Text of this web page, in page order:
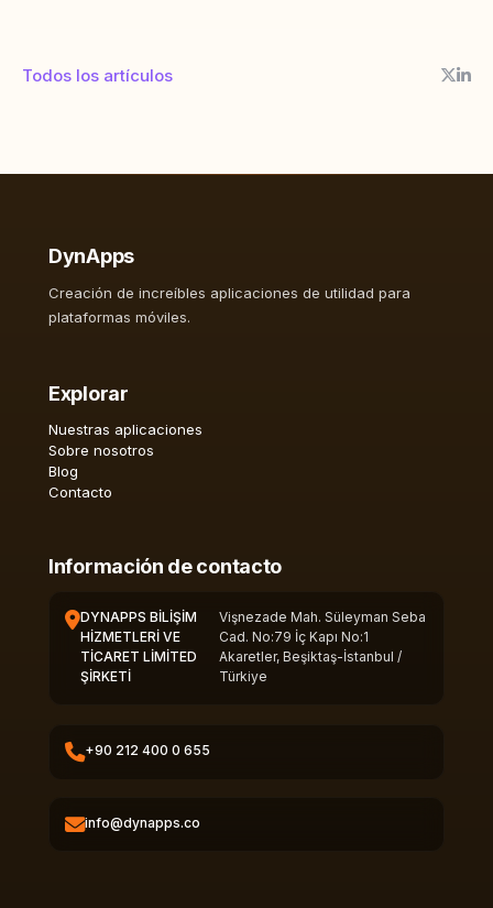
Todos los artículos
DynApps
Creación de increíbles aplicaciones de utilidad para
plataformas móviles.
Explorar
Nuestras aplicaciones
Sobre nosotros
Blog
Contacto
Información de contacto
DYNAPPS BİLİŞİM
HİZMETLERİ VE
TİCARET LİMİTED
ŞİRKETİ
Vişnezade Mah. Süleyman Seba
Cad. No:79 İç Kapı No:1
Akaretler, Beşiktaş-İstanbul /
Türkiye
+90 212 400 0 655
info@dynapps.co